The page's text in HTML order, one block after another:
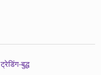
ट्रेडिंग-बुद्ध